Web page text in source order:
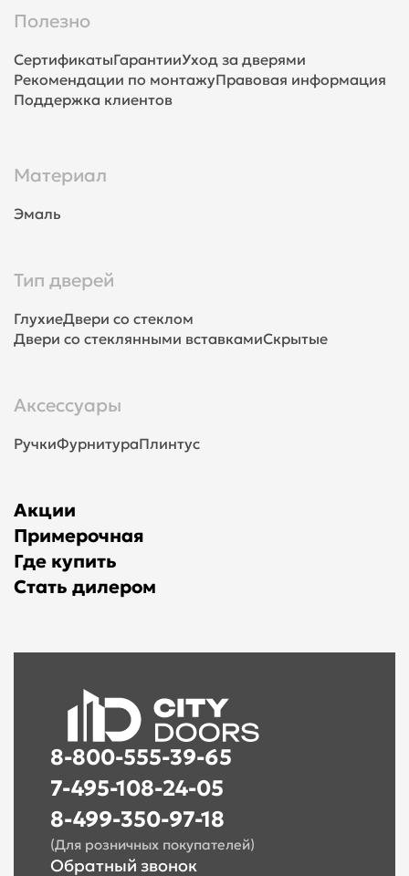
Полезно
СертификатыГарантииУход за дверями
Рекомендации по монтажуПравовая информация
Поддержка клиентов
Материал
Эмаль
Тип дверей
ГлухиеДвери со стеклом
Двери со стеклянными вставкамиСкрытые
Аксессуары
РучкиФурнитураПлинтус
Акции
Примерочная
Где купить
Стать дилером
8-800-555-39-65
7-495-108-24-05
8-499-350-97-18
(Для розничных покупателей)
Обратный звонок